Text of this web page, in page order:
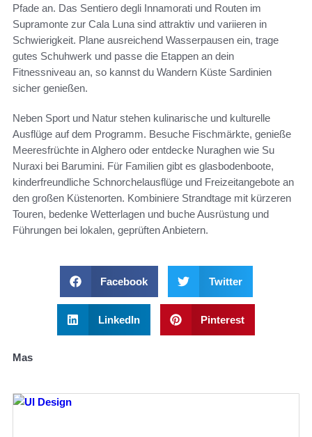
Pfade an. Das Sentiero degli Innamorati und Routen im
Supramonte zur Cala Luna sind attraktiv und variieren in
Schwierigkeit. Plane ausreichend Wasserpausen ein, trage
gutes Schuhwerk und passe die Etappen an dein
Fitnessniveau an, so kannst du Wandern Küste Sardinien
sicher genießen.
Neben Sport und Natur stehen kulinarische und kulturelle
Ausflüge auf dem Programm. Besuche Fischmärkte, genieße
Meeresfrüchte in Alghero oder entdecke Nuraghen wie Su
Nuraxi bei Barumini. Für Familien gibt es glasbodenboote,
kinderfreundliche Schnorchelausflüge und Freizeitangebote an
den großen Küstenorten. Kombiniere Strandtage mit kürzeren
Touren, bedenke Wetterlagen und buche Ausrüstung und
Führungen bei lokalen, geprüften Anbietern.
Facebook Twitter
LinkedIn Pinterest
Mas